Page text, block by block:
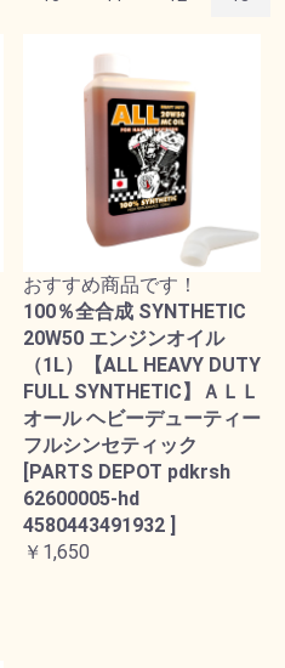
おすすめ商品です！
100％全合成 SYNTHETIC
20W50 エンジンオイル
（1L）【ALL HEAVY DUTY
FULL SYNTHETIC】ＡＬＬ
オール ヘビーデューティー
フルシンセティック
[PARTS DEPOT pdkrsh
62600005-hd
4580443491932 ]
￥1,650